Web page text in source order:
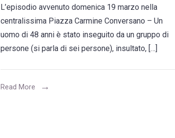
di
pura
idiozia:
e
L’episodio avvenuto domenica 19 marzo nella
centralissima Piazza Carmine Conversano – Un
uomo di 48 anni è stato inseguito da un gruppo di
persone (si parla di sei persone), insultato, […]
Read More